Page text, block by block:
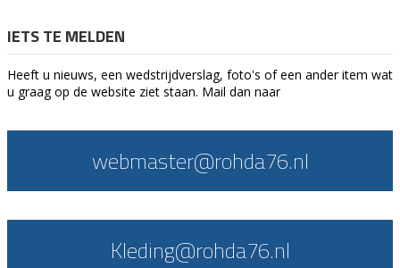
IETS TE MELDEN
Heeft u nieuws, een wedstrijdverslag, foto's of een ander item wat
u graag op de website ziet staan. Mail dan naar
webmaster@rohda76.nl
Kleding@rohda76.nl